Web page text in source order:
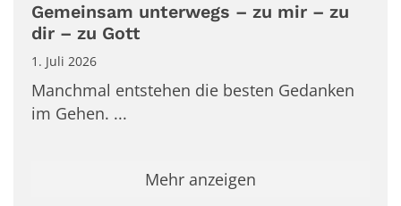
Gemeinsam unterwegs – zu mir – zu
dir – zu Gott
1. Juli 2026
Manchmal entstehen die besten Gedanken
im Gehen. ...
Mehr anzeigen